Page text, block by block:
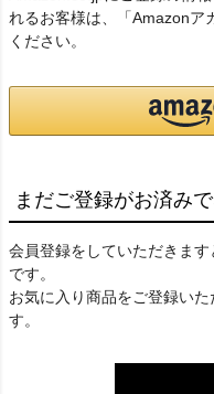
れるお客様は、「Amazonア
ください。
まだご登録がお済み
会員登録をしていただきま
です。
お気に入り商品をご登録い
す。